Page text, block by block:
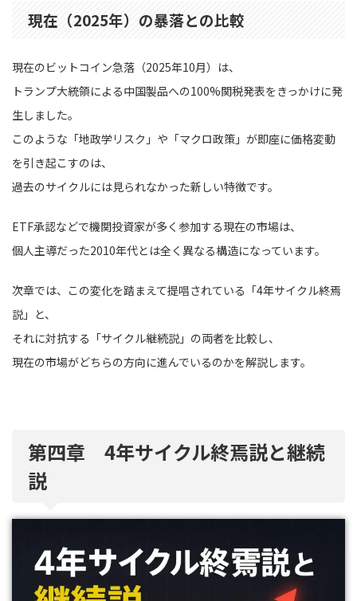
現在（2025年）の暴落との比較
現在のビットコイン急落（2025年10月）は、
トランプ大統領による中国製品への100%関税発表をきっかけに発
生しました。
このような「地政学リスク」や「マクロ政策」が即座に価格変動
を引き起こすのは、
過去のサイクルには見られなかった新しい特徴です。
ETF承認などで機関投資家が多く参加する現在の市場は、
個人主導だった2010年代とは全く異なる構造になっています。
次章では、この変化を踏まえて提唱されている「4年サイクル終焉
説」と、
それに対抗する「サイクル継続説」の両者を比較し、
現在の市場がどちらの方向に進んでいるのかを解説します。
第四章 4年サイクル終焉説と継続
説